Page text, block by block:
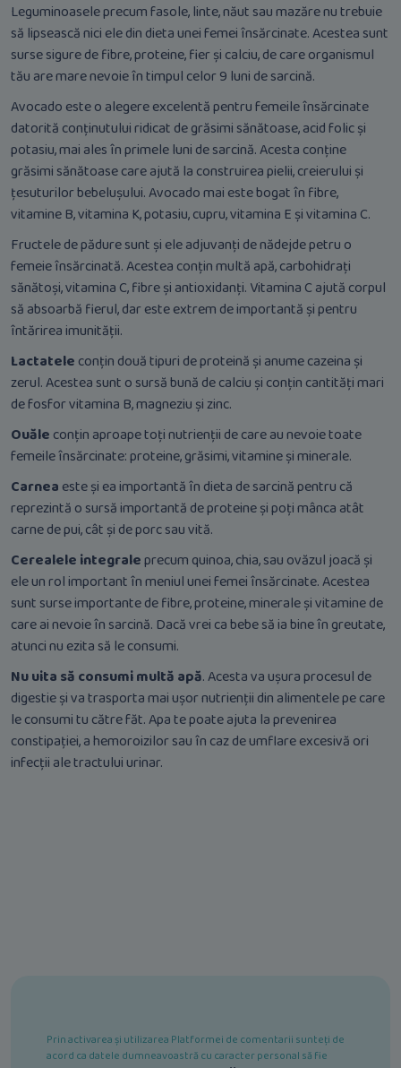
Leguminoasele precum fasole, linte, năut sau mazăre nu trebuie
să lipsească nici ele din dieta unei femei însărcinate. Acestea sunt
surse sigure de fibre, proteine, fier și calciu, de care organismul
tău are mare nevoie în timpul celor 9 luni de sarcină.
Avocado este o alegere excelentă pentru femeile însărcinate
datorită conținutului ridicat de grăsimi sănătoase, acid folic și
potasiu, mai ales în primele luni de sarcină. Acesta conține
grăsimi sănătoase care ajută la construirea pielii, creierului și
țesuturilor bebelușului. Avocado mai este bogat în fibre,
vitamine B, vitamina K, potasiu, cupru, vitamina E și vitamina C.
Fructele de pădure sunt și ele adjuvanți de nădejde petru o
femeie însărcinată. Acestea conțin multă apă, carbohidrați
sănătoși, vitamina C, fibre și antioxidanți. Vitamina C ajută corpul
să absoarbă fierul, dar este extrem de importantă și pentru
întărirea imunității.
Lactatele conțin două tipuri de proteină și anume cazeina și
zerul. Acestea sunt o sursă bună de calciu și conțin cantități mari
de fosfor vitamina B, magneziu și zinc.
Ouăle conțin aproape toți nutrienții de care au nevoie toate
femeile însărcinate: proteine, grăsimi, vitamine și minerale.
Carnea este și ea importantă în dieta de sarcină pentru că
reprezintă o sursă importantă de proteine și poți mânca atât
carne de pui, cât și de porc sau vită.
Cerealele integraleprecum quinoa, chia, sau ovăzul joacă și
ele un rol important în meniul unei femei însărcinate. Acestea
sunt surse importante de fibre, proteine, minerale și vitamine de
care ai nevoie în sarcină. Dacă vrei ca bebe să ia bine în greutate,
atunci nu ezita să le consumi.
Nu uita să consumi multă apă. Acesta va ușura procesul de
digestie și va trasporta mai ușor nutrienții din alimentele pe care
le consumi tu către făt. Apa te poate ajuta la prevenirea
constipației, a hemoroizilor sau în caz de umflare excesivă ori
infecții ale tractului urinar.
Prin activarea și utilizarea Platformei de comentarii sunteți de
acord ca datele dumneavoastră cu caracter personal să fie